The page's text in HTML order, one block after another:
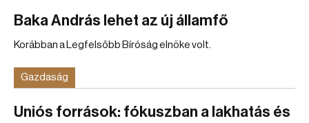
Baka András lehet az új államfő
Korábban a Legfelsőbb Bíróság elnöke volt.
Gazdaság
Uniós források: fókuszban a lakhatás és